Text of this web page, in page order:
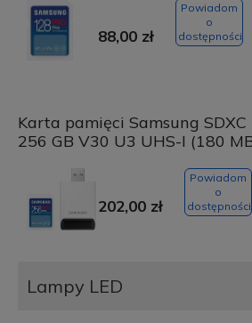
88,00 zł
Powiadom
o
dostępności
Karta pamięci Samsung SDXC
256 GB V30 U3 UHS-I (180
202,00 zł
Powiadom
o
dostępności
Lampy LED